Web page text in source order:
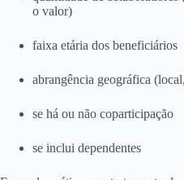
o valor)
faixa etária dos beneficiários
abrangência geográfica
se há ou não coparticipação
se inclui dependentes